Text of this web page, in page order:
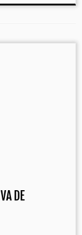
DE